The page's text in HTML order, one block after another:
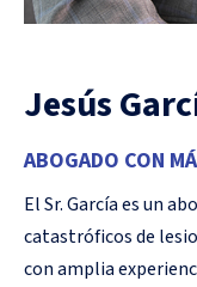
Jesús
ABOGADO CON
El Sr. García es un
catastróficos de
con amplia